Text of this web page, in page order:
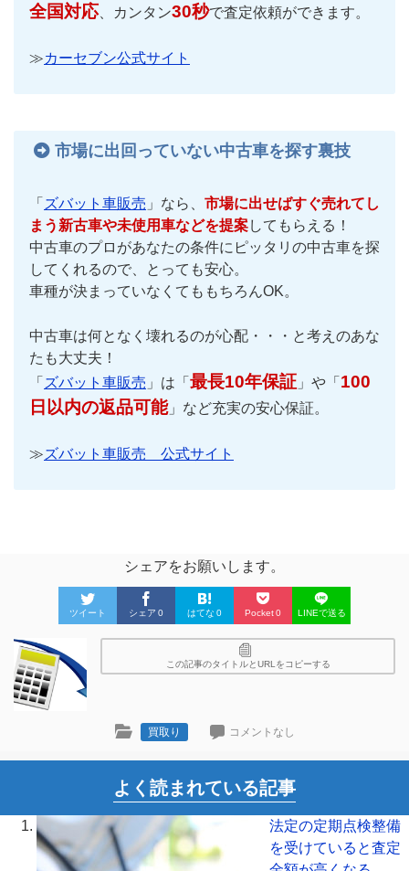
全国対応、カンタン30秒で査定依頼ができます。
≫カーセブン公式サイト
市場に出回っていない中古車を探す裏技
「 ズバット車販売 」なら、 市場に出せばすぐ売れてし
まう新古車や未使用車などを提案してもらえる！
中古車のプロがあなたの条件にピッタリの中古車を探
してくれるので、とっても安心。
車種が決まっていなくてももちろんOK。
中古車は何となく壊れるのが心配・・・と考えのあな
たも大丈夫！
「 ズバット車販売 」は「 最長10年保証 」や「 100
日以内の返品可能」など充実の安心保証。
≫ズバット車販売 公式サイト
シェアをお願いします。
ツイート シェア 0 はてな 0 Pocket0 LINEで送る
この記事のタイトルとURLをコピーする
買取り コメントなし
よく読まれている記事
法定の定期点検整備
を受けていると査定